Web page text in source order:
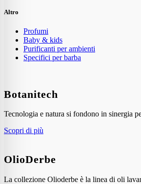
Altro
Profumi
Baby & kids
Purificanti per ambienti
Specifici per barba
Botanitech
Tecnologia e natura si fondono in sinergia
Scopri di più
OlioDerbe
La collezione Olioderbe è la linea di oli